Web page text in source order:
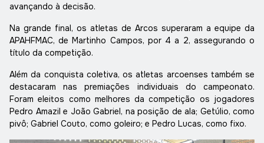
avançando à decisão.
Na grande final, os atletas de Arcos superaram a equipe da
APAHFMAC, de Martinho Campos, por 4 a 2, assegurando o
título da competição.
Além da conquista coletiva, os atletas arcoenses também se
destacaram nas premiações individuais do campeonato.
Foram eleitos como melhores da competição os jogadores
Pedro Amazil e João Gabriel, na posição de ala; Getúlio, como
pivô; Gabriel Couto, como goleiro; e Pedro Lucas, como fixo.